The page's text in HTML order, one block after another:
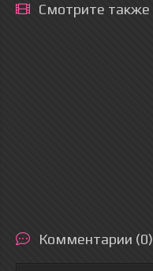
Смотрите также
Комментарии (0)